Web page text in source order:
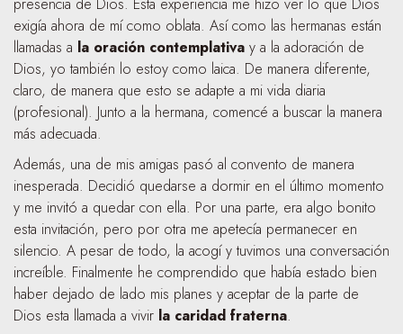
exigía ahora de mí como oblata. Así como las hermanas están
llamadas a la oración contemplativa y a la adoración de
Dios, yo también lo estoy como laica. De manera diferente,
claro, de manera que esto se adapte a mi vida diaria
(profesional). Junto a la hermana, comencé a buscar la manera
más adecuada.
Además, una de mis amigas pasó al convento de manera
inesperada. Decidió quedarse a dormir en el último momento
y me invitó a quedar con ella. Por una parte, era algo bonito
esta invitación, pero por otra me apetecía permanecer en
silencio. A pesar de todo, la acogí y tuvimos una conversación
increíble. Finalmente he comprendido que había estado bien
haber dejado de lado mis planes y aceptar de la parte de
Dios esta llamada a vivir la caridad fraterna.